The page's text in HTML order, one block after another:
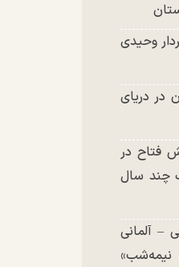
وحیدی
در دریای
فتاح در
چند سال
– آلمانی
نیمه‌شب»